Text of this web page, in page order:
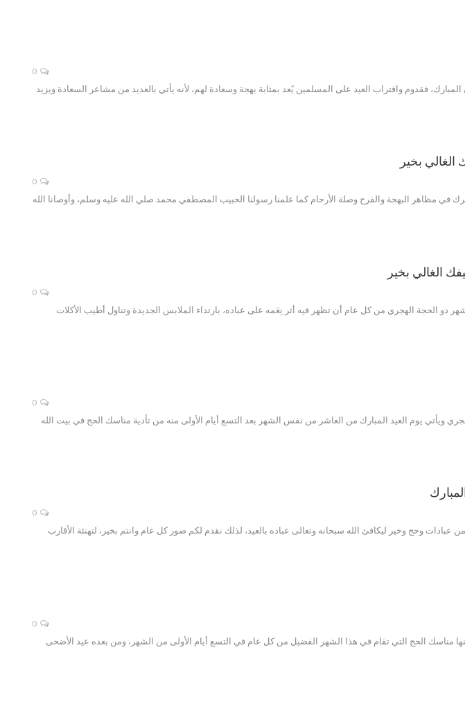
فقدوم واقتراب العيد على المسلمين يًعد بمثابة بهجة وسعادة لهم، لأنه يأتي بالعديد من مشاعر السعادة ويزيد
في مظاهر البهجة والفرح وصلة الأرحام كما علمنا رسولنا الحبيب المصطفي محمد صلي الله عليه وسلم، وأوصانا الله
الحجة الهجري من كل عام أن تظهر فيه أثر نِعَمه على عباده، بارتداء الملابس الجديدة وتناول أطيب الأكلات
ويأتي يوم العيد المبارك من العاشر من نفس الشهر بعد التسع أيام الأولى منه من تأدية مناسك الحج في بيت الله
وحج وخير ليكافئ الله سبحانه وتعالى عباده بالعيد، لذلك نقدم لكم صور كل عام وانتم بخير، لتهنئة الأقارب
مناسك الحج التي تقام في هذا الشهر الفضيل من كل عام في التسع أيام الأولى من الشهر، ومن بعده عيد الأضحى